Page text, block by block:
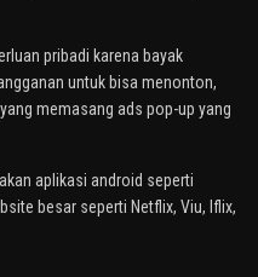
pribadi karena bayak
untuk bisa menonton,
memasang ads pop-up yang
aplikasi android seperti
besar seperti Netflix, Viu, Iflix,